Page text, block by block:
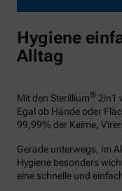
Hygiene
Alltag
Mit den Sterillium® 2in1
Egal ob Hände oder
99,99% der Keime,
Gerade unterwegs, im
Hygiene besonders
eine schnelle und